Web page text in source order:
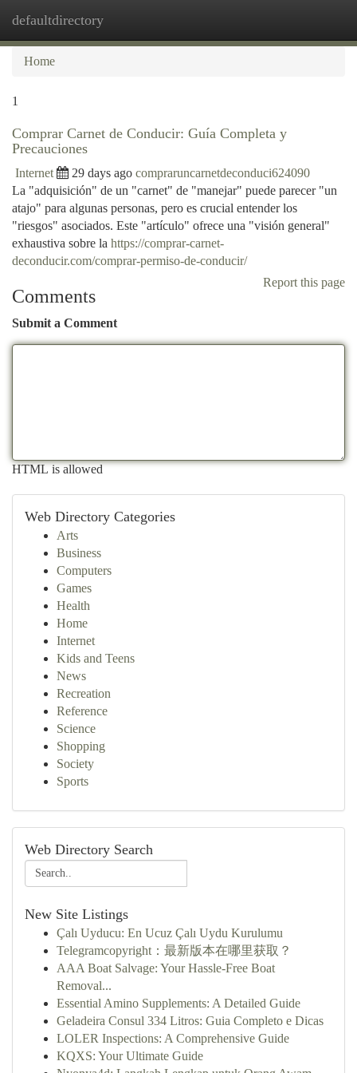
defaultdirectory
Home
1
Comprar Carnet de Conducir: Guía Completa y
Precauciones
Internet 29 days ago compraruncarnetdeconduci624090
La "adquisición" de un "carnet" de "manejar" puede parecer "un
atajo" para algunas personas, pero es crucial entender los
"riesgos" asociados. Este "artículo" ofrece una "visión general"
exhaustiva sobre la https://comprar-carnet-
deconducir.com/comprar-permiso-de-conducir/
Report this page
Comments
Submit a Comment
HTML is allowed
Web Directory Categories
Arts
Business
Computers
Games
Health
Home
Internet
Kids and Teens
News
Recreation
Reference
Science
Shopping
Society
Sports
Web Directory Search
New Site Listings
Çalı Uyducu: En Ucuz Çalı Uydu Kurulumu
Telegramcopyright：最新版本在哪里获取？
AAA Boat Salvage: Your Hassle-Free Boat
Removal...
Essential Amino Supplements: A Detailed Guide
Geladeira Consul 334 Litros: Guia Completo e Dicas
LOLER Inspections: A Comprehensive Guide
KQXS: Your Ultimate Guide